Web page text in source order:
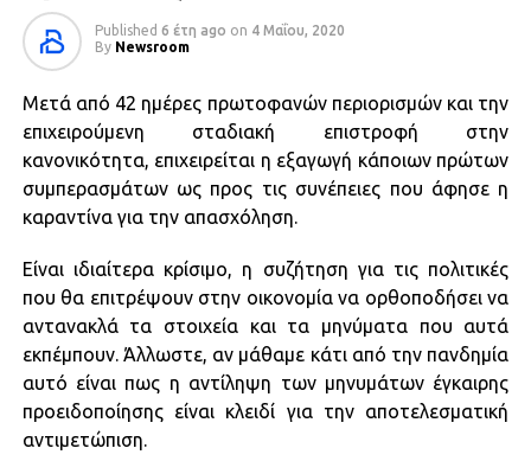
Published 6 έτη ago on 4 Μαΐου, 2020
By Newsroom
Μετά από 42 ημέρες πρωτοφανών περιορισμών και την
επιχειρούμενη σταδιακή επιστροφή στην
κανονικότητα, επιχειρείται η εξαγωγή κάποιων πρώτων
συμπερασμάτων ως προς τις συνέπειες που άφησε η
καραντίνα για την απασχόληση.
Είναι ιδιαίτερα κρίσιμο, η συζήτηση για τις πολιτικές
που θα επιτρέψουν στην οικονομία να ορθοποδήσει να
αντανακλά τα στοιχεία και τα μηνύματα που αυτά
εκπέμπουν. Άλλωστε, αν μάθαμε κάτι από την πανδημία
αυτό είναι πως η αντίληψη των μηνυμάτων έγκαιρης
προειδοποίησης είναι κλειδί για την αποτελεσματική
αντιμετώπιση.